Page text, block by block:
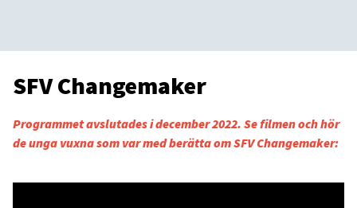
SFV Changemaker
Programmet avslutades i december 2022. Se filmen och hör
de unga vuxna som var med berätta om SFV Changemaker: